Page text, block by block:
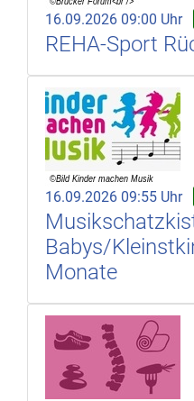
16.09.2026 09:00 Uhr
REHA-Sport
16.09.2026 09:55 Uhr
Babys/
Monate